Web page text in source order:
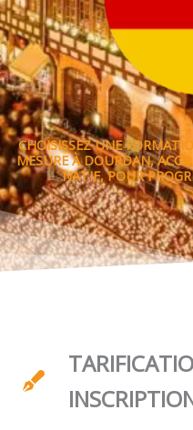
CHOISISSEZ UNE
MESURE À DOURDAN,
NATIF, POUR